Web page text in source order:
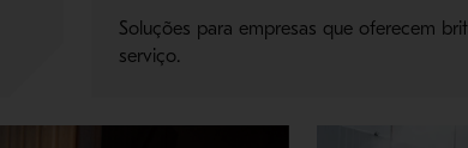
Soluções para empresas que oferecem
serviço.